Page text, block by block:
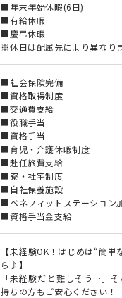
■年末年始休暇(6日)
■有給休暇
■慶弔休暇
※休日は配属先により異なりま
■社会保険完備
■資格取得制度
■交通費支給
■役職手当
■資格手当
■育児・介護休暇制度
■赴任旅費支給
■寮・社宅制度
■自社保養施設
■ベネフィットステーション
■資格手当金支給
【未経験OK！はじめは“簡
ら♪】
「未経験だと難しそう…」
持ちの方もご安心ください！